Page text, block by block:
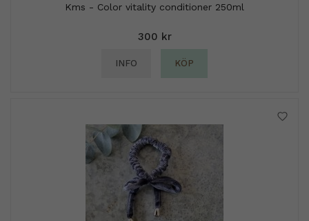
Kms - Color vitality conditioner 250ml
300 kr
INFO KÖP